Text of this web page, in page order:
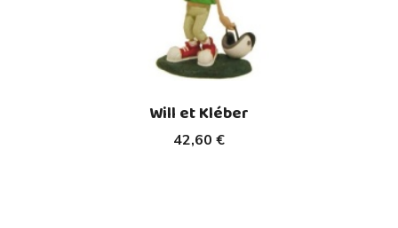
42,60 €
Will et Kléber